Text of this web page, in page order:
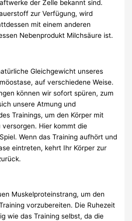
der Zelle bekannt sind.
zur Verfügung, wird
mit einem anderen
Nebenprodukt Milchsäure ist.
Gleichgewicht unseres
auf verschiedene Weise.
können wir sofort spüren, zum
unsere Atmung und
Trainings, um den Körper mit
Hier kommt die
Wenn das Training aufhört und
eintreten, kehrt Ihr Körper zur
Muskelproteinstrang, um den
vorzubereiten. Die Ruhezeit
wie das Training selbst, da die